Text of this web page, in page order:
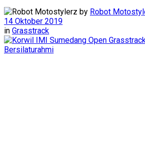
by Robot
14 Oktober 2019
in Grasstrack